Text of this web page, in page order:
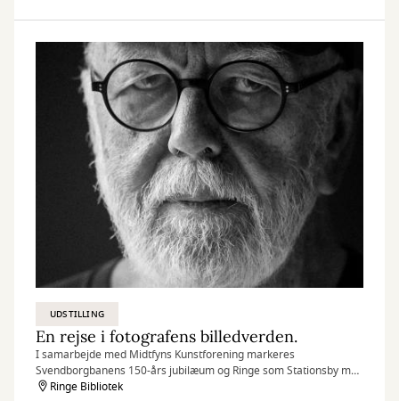
UDSTILLING
En rejse i fotografens billedverden.
I samarbejde med Midtfyns Kunstforening markeres
Svendborgbanens 150-års jubilæum og Ringe som Stationsby med
udstilling af kunstfoto i Store Sal.
Ringe Bibliotek